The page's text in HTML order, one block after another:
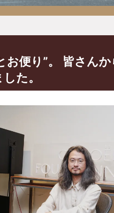
便り”。 皆さん
た。